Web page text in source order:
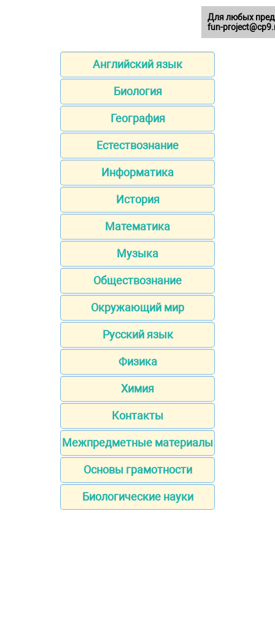
Английский язык
Биология
География
Естествознание
Информатика
История
Математика
Музыка
Обществознание
Окружающий мир
Русский язык
Физика
Химия
Контакты
Межпредметные материалы
Основы грамотности
Биологические науки
Для любых
fun-